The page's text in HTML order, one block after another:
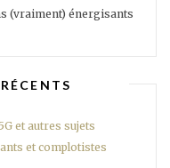
(vraiment) énergisants
et autres sujets
et complotistes